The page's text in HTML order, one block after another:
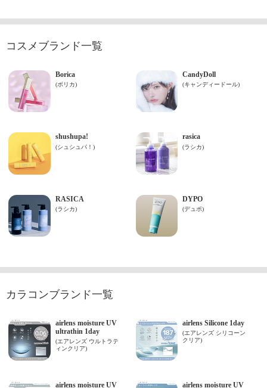
コスメブランド一覧
カラコンブランド一覧